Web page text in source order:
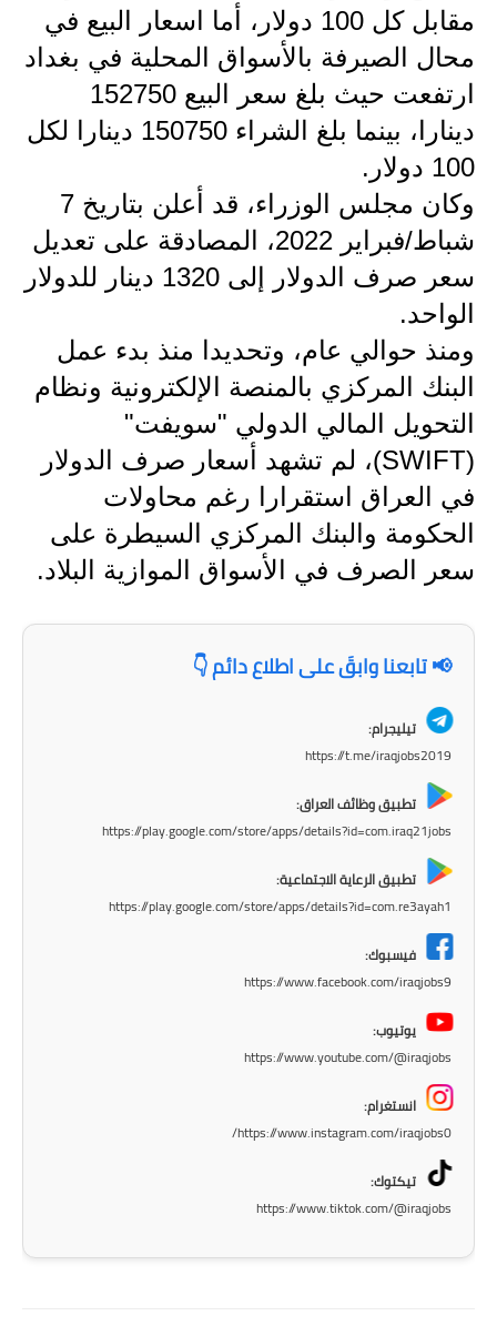
اخبار وقرارات وزارة التربية
نتائج الامتحانات
المرحلة الابتدائية
المرحلة المتوسطة
المرحلة الاعدادية
اسئلة وزارية
المرحلة الابتدائية
المرحلة المتوسطة
المرحلة الاعدادية
المرحلة الابتدائية
المرحلة المتوسطة
المرحلة الاعدادية
المرحلة الاعدادية
مقابل كل 100 دولار، أما اسعار البيع في
محال الصيرفة بالأسواق المحلية في بغداد
ارتفعت حيث بلغ سعر البيع 152750
دينارا، بينما بلغ الشراء 150750 دينارا لكل
100 دولار.
وكان مجلس الوزراء، قد أعلن بتاريخ 7
شباط/فبراير 2022، المصادقة على تعديل
سعر صرف الدولار إلى 1320 دينار للدولار
الواحد.
ومنذ حوالي عام، وتحديدا منذ بدء عمل
البنك المركزي بالمنصة الإلكترونية ونظام
التحويل المالي الدولي "سويفت"
(SWIFT)، لم تشهد أسعار صرف الدولار
في العراق استقرارا رغم محاولات
الحكومة والبنك المركزي السيطرة على
سعر الصرف في الأسواق الموازية البلاد.
📢 تابعنا وابقَ على اطلاع دائم 👇
تيليجرام:
https://t.me/iraqjobs2019
تطبيق وظائف العراق:
https://play.google.com/store/apps/details?id=com.iraq21jobs
تطبيق الرعاية الاجتماعية:
https://play.google.com/store/apps/details?id=com.re3ayah1
فيسبوك:
https://www.facebook.com/iraqjobs9
يوتيوب:
https://www.youtube.com/@iraqjobs
انستغرام:
https://www.instagram.com/iraqjobs0/
تيكتوك:
https://www.tiktok.com/@iraqjobs